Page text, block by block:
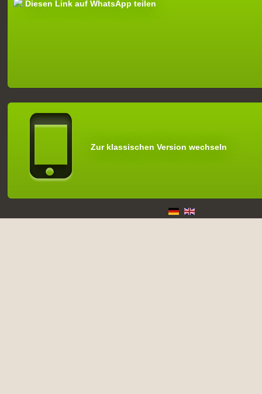
Diesen Link auf WhatsApp teilen
Zur klassischen Version wechseln